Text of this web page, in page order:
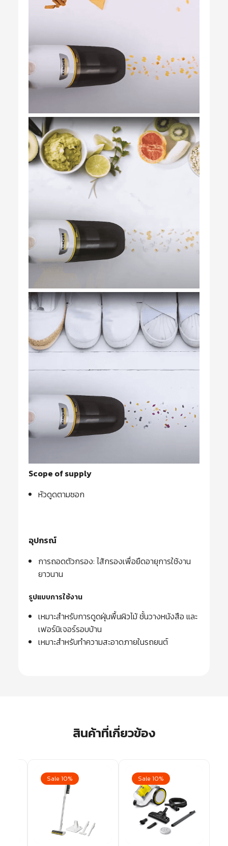
Scope of supply
หัวดูดตามซอก
อุปกรณ์
การถอดตัวกรอง: ไส้กรองเพื่อยืดอายุการใช้งาน
ยาวนาน
รูปแบบการใช้งาน
เหมาะสำหรับการดูดฝุ่นพื้นผิวไม้ ชั้นวางหนังสือ และ
เฟอร์นิเจอร์รอบบ้าน
เหมาะสำหรับทำความสะอาดภายในรถยนต์
สินค้าที่เกี่ยวข้อง
Sale 10% Sale 10%